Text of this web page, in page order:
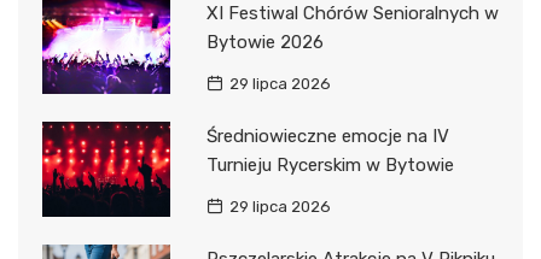
XI Festiwal Chórów Senioralnych w
Bytowie 2026
29 lipca 2026
Średniowieczne emocje na IV
Turnieju Rycerskim w Bytowie
29 lipca 2026